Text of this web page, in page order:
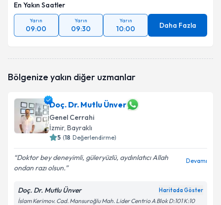
En Yakın Saatler
Yarın
09:00
Yarın
09:30
Yarın
10:00 Daha Fazla
Bölgenize yakın diğer uzmanlar
Doç. Dr. Mutlu Ünver
Genel Cerrahi
İzmir, Bayraklı
5 (18 Değerlendirme)
Doktor bey deneyimli, güleryüzlü, aydınlatıcı Allah
ondan razı olsun.
Devamı
Doç. Dr. Mutlu Ünver Haritada Göster
İslam Kerimov. Cad. Mansuroğlu Mah. Lider Centrio A Blok D:101 K:10